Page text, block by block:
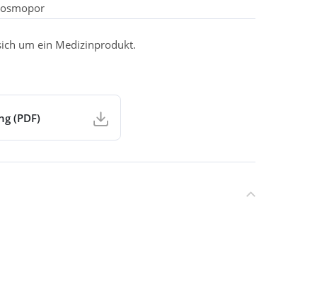
um ein Medizinprodukt.
(PDF)